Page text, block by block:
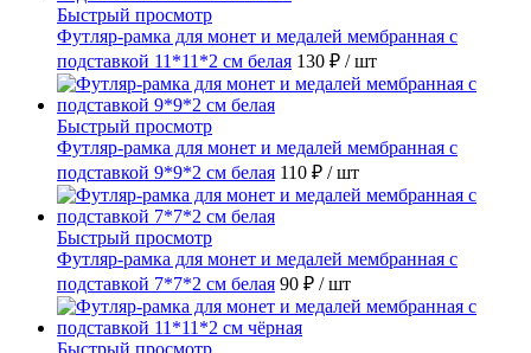
Быстрый просмотр
Футляр-рамка для монет и медалей мембранная с
подставкой 11*11*2 см белая 130 ₽ / шт
Быстрый просмотр
Футляр-рамка для монет и медалей мембранная с
подставкой 9*9*2 см белая 110 ₽ / шт
Быстрый просмотр
Футляр-рамка для монет и медалей мембранная с
подставкой 7*7*2 см белая 90 ₽ / шт